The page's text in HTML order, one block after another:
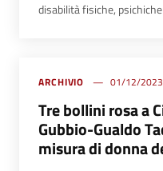
disabilità fisiche,
ARCHIVIO 01/12/2023
Tre bollini rosa a
Gubbio-Gualdo
misura di donna